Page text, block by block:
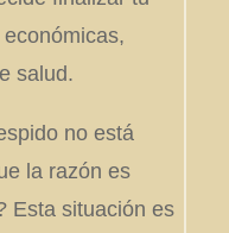
salud.
no está
la razón es
Esta situación es